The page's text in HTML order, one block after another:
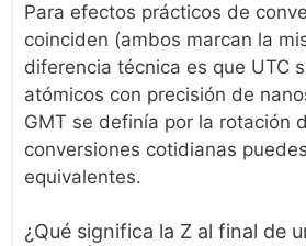
Para efectos prácticos de
coinciden (ambos marcan la
diferencia técnica es que UTC
atómicos con precisión de
GMT se definía por la rotación
conversiones cotidianas
equivalentes.
¿Qué significa la Z al final de